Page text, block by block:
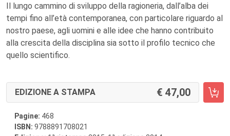
Il lungo cammino di sviluppo della ragioneria, dall’alba dei
tempi fino all’età contemporanea, con particolare riguardo al
nostro paese, agli uomini e alle idee che hanno contribuito
alla crescita della disciplina sia sotto il profilo tecnico che
quello scientifico.
EDIZIONE A STAMPA 47,00
Pagine: 468
ISBN: 9788891708021